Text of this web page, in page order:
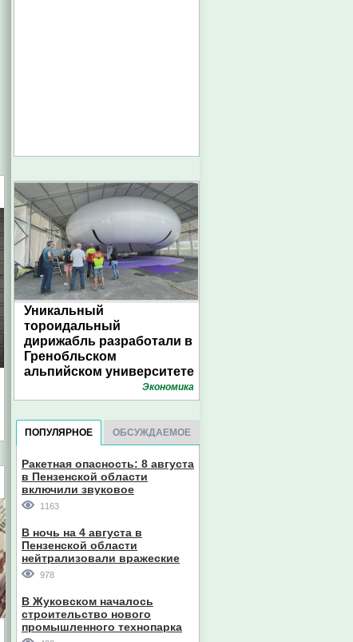
Уникальный
тороидальный
дирижабль разработали в
Гренобльском
альпийском университете
Экономика
ПОПУЛЯРНОЕ ОБСУЖДАЕМОЕ
Ракетная опасность: 8 августа
в Пензенской области
включили звуковое
оповещение
1163
В ночь на 4 августа в
Пензенской области
нейтрализовали вражеские
дроны
978
В Жуковском началось
строительство нового
промышленного технопарка